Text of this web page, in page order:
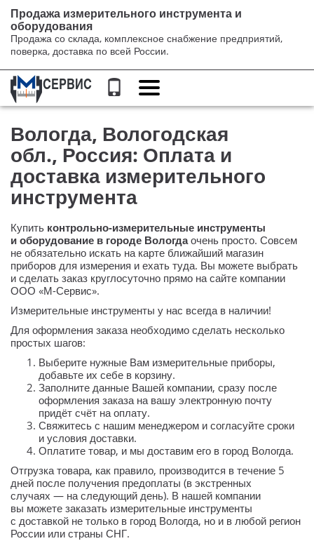
Продажа измерительного инструмента и
оборудования
Продажа со склада, комплексное снабжение предприятий,
поверка, доставка по всей России.
Переключение
навигации
Вологда, Вологодская
обл., Россия: Оплата и
доставка измерительного
инструмента
Купить контрольно-измерительные инструменты
и оборудование в городе Вологдаочень просто. Совсем
не обязательно искать на карте ближайший магазин
приборов для измерения и ехать туда. Вы можете выбрать
и сделать заказ круглосуточно прямо на сайте компании
ООО «М-Сервис».
Измерительные инструменты у нас всегда в наличии!
Для оформления заказа необходимо сделать несколько
простых шагов:
Выберите нужные Вам измерительные приборы,
добавьте их себе в корзину.
Заполните данные Вашей компании, сразу после
оформления заказа на вашу электронную почту
придёт счёт на оплату.
Свяжитесь с нашим менеджером и согласуйте сроки
и условия доставки.
Оплатите товар, и мы доставим его в город Вологда.
Отгрузка товара, как правило, производится в течение 5
дней после получения предоплаты (в экстренных
случаях — на следующий день). В нашей компании
вы можете заказать измерительные инструменты
с доставкой не только в город Вологда, но и в любой регион
России или страны СНГ.